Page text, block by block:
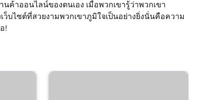
นค้าออนไลน์ของตนเอง เมื่อพวกเขารู้ว่าพวกเขา
ว็บไซต์ที่สวยงามพวกเขาภูมิใจเป็นอย่างยิ่งนั่นคือความ
!